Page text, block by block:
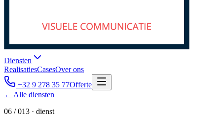
Diensten
RealisatiesCasesOver ons
+32 9 278 35 77Offerte
← Alle diensten
06 / 013 · dienst